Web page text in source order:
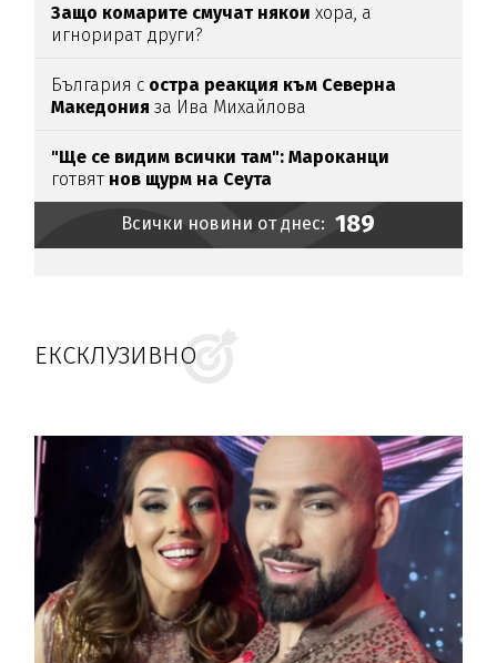
Защо комарите смучат някои хора, а
игнорират други?
България с остра реакция към Северна
Македония за Ива Михайлова
"Ще се видим всички там": Мароканци
готвят нов щурм на Сеута
Всички новини от днес: 189
ЕКСКЛУЗИВНО